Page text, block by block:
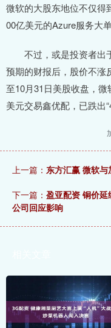
微软的大股东地位不仅得
00亿美元的Azure服务大
不过，或是投资者出
预期的财报后，股价不涨
至10月31日美股收盘，
美元交易鑫优配，已跌出
上一篇： 东方汇赢 微软
下一篇： 盈亚配资 铜价
公司回应影响